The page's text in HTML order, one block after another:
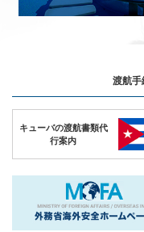
渡航手
キューバの渡航書類代
行案内